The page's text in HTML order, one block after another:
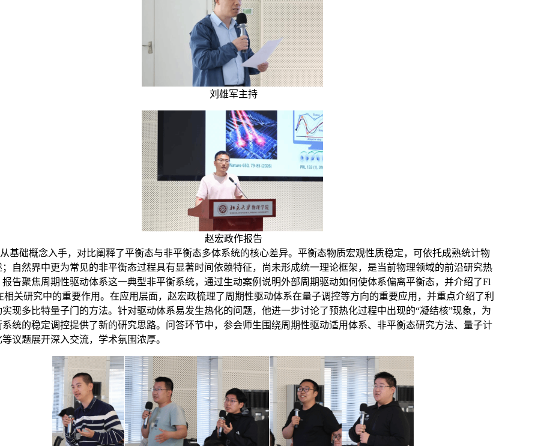
刘雄军主持
赵宏政作报告
基础概念入手，对比阐释了平衡态与非平衡态多体系统的核心差异。平衡态物质宏观性质稳定，可依托成熟统计物
自然界中更为常见的非平衡态过程具有显著时间依赖特征，尚未形成统一理论框架，是当前物理领域的前沿研究热
告聚焦周期性驱动体系这一典型非平衡系统，通过生动案例说明外部周期驱动如何使体系偏离平衡态，并介绍了Fl
相关研究中的重要作用。在应用层面，赵宏政梳理了周期性驱动体系在量子调控等方向的重要应用，并重点介绍了利
现多比特量子门的方法。针对驱动体系易发生热化的问题，他进一步讨论了预热化过程中出现的“凝结核”现象，为
统的稳定调控提供了新的研究思路。问答环节中，参会师生围绕周期性驱动适用体系、非平衡态研究方法、量子计
议题展开深入交流，学术氛围浓厚。